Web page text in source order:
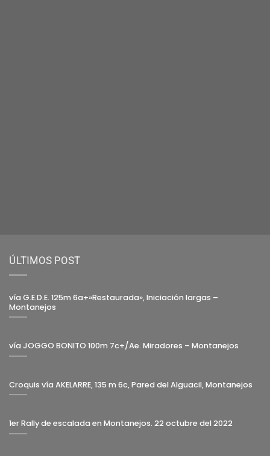
ÚLTIMOS POST
vía G.E.D.E. 125m 6a+»Restaurada», Iniciación largas –
Montanejos
vía JOGGO BONITO 100m 7c+/Ae. Miradores – Montanejos
Croquis vía AKELARRE, 135 m 6c, Pared del Alguacil, Montanejos
1er Rally de escalada en Montanejos. 22 octubre del 2022